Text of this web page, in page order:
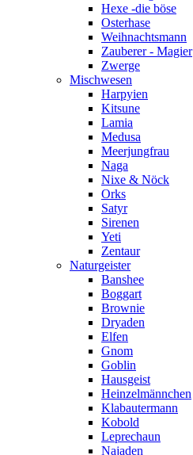
Hexe -die böse
Osterhase
Weihnachtsmann
Zauberer - Magier
Zwerge
Mischwesen
Harpyien
Kitsune
Lamia
Medusa
Meerjungfrau
Naga
Nixe & Nöck
Orks
Satyr
Sirenen
Yeti
Zentaur
Naturgeister
Banshee
Boggart
Brownie
Dryaden
Elfen
Gnom
Goblin
Hausgeist
Heinzelmännchen
Klabautermann
Kobold
Leprechaun
Najaden